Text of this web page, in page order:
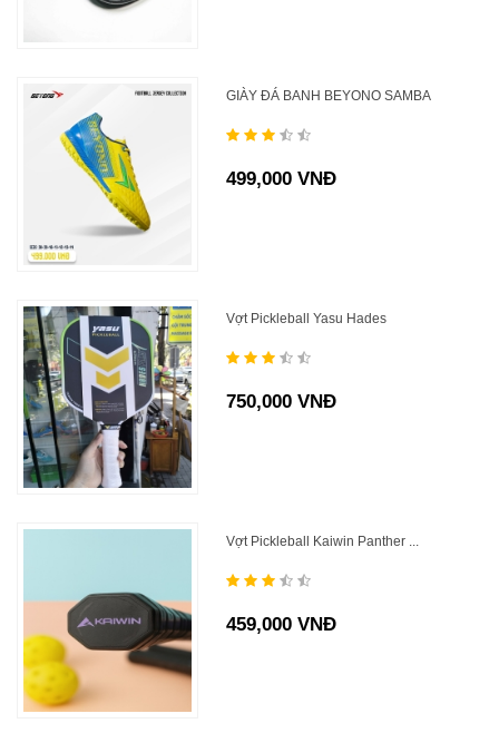
GIÀY ĐÁ BANH BEYONO SAMBA
499,000 VNĐ
Vợt Pickleball Yasu Hades
750,000 VNĐ
Vợt Pickleball Kaiwin Panther ...
459,000 VNĐ